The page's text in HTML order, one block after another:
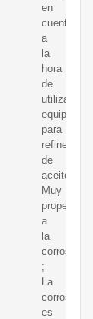
en
cuenta
a
la
hora
de
utilizar
equipos
para
refinerías
de
aceite:
Muy
propenso
a
la
corrosión
;
La
corrosión
es